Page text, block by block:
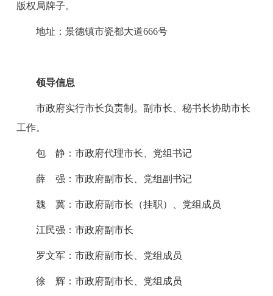
版权局牌子。
地址：景德镇市瓷都大道666号
领导信息
市政府实行市长负责制。副市长、秘书长协助市长
工作。
包 静： 市政府代理市长、党组书记
薛 强：市政府副市长、党组副书记
魏 冀： 市政府副市长（挂职）、党组成员
江民强：市政府副市长
罗文军：市政府副市长、党组成员
徐 辉：市政府副市长、党组成员